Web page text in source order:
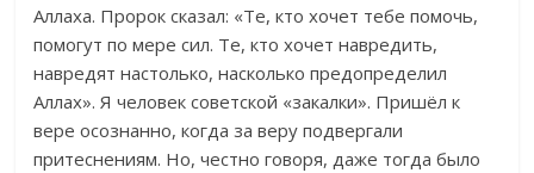
Аллаха. Пророк сказал: «Те, кто хочет тебе помочь,
помогут по мере сил. Те, кто хочет навредить,
навредят настолько, насколько предопределил
Аллах». Я человек советской «закалки». Пришёл к
вере осознанно, когда за веру подвергали
притеснениям. Но, честно говоря, даже тогда было